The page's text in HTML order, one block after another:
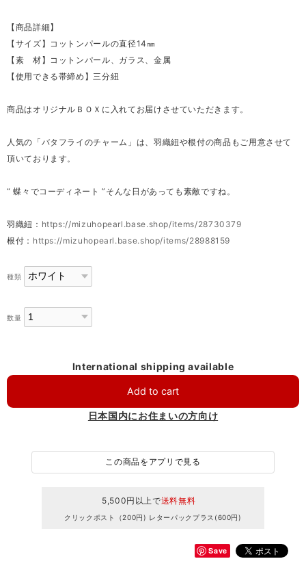
【商品詳細】
【サイズ】コットンパールの直径14㎜
【素 材】コットンパール、ガラス、金属
【使用できる帯締め】三分紐
商品はオリジナルＢＯＸに入れてお届けさせていただきます。
人気の「バタフライのチャーム」は、羽織紐や根付の商品もご用意させて
頂いております。
“ 蝶々でコーディネート ”そんな日があっても素敵ですね。
羽織紐： https://mizuhopearl.base.shop/items/28730379
根付： https://mizuhopearl.base.shop/items/28988159
種類
数量
International shipping available
Add to cart
日本国内にお住まいの方向け
この商品をアプリで見る
5,500円以上で送料無料
クリックポスト（200円) レターパックプラス(600円)
Save